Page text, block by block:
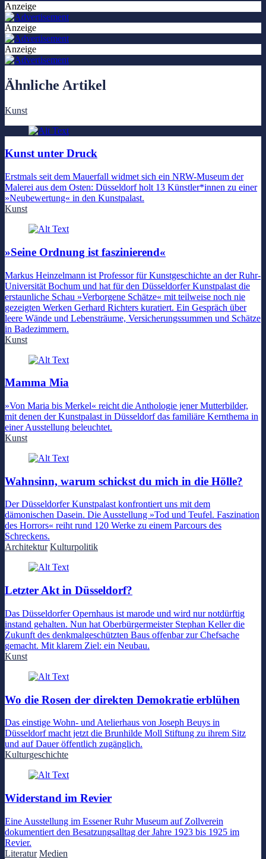
Anzeige
Anzeige
Anzeige
Ähnliche Artikel
Kunst
Kunst unter Druck
Erstmals seit dem Mauerfall widmet sich ein NRW-Museum der
Malerei aus dem Osten: Düsseldorf holt 13 Künstler*innen zu einer
»Neubewertung« in den Kunstpalast.
Kunst
»Seine Ordnung ist faszinierend«
Markus Heinzelmann ist Professor für Kunstgeschichte an der Ruhr-
Universität Bochum und hat für den Düsseldorfer Kunstpalast die
erstaunliche Schau »Verborgene Schätze« mit teilweise noch nie
gezeigten Werken Gerhard Richters kuratiert. Ein Gespräch über
leere Wände und Lebensträume, Versicherungssummen und Schätze
in Badezimmern.
Kunst
Mamma Mia
»Von Maria bis Merkel« reicht die Anthologie jener Mutterbilder,
mit denen der Kunstpalast in Düsseldorf das familiäre Kernthema in
einer Ausstellung beleuchtet.
Kunst
Wahnsinn, warum schickst du mich in die Hölle?
Der Düsseldorfer Kunstpalast konfrontiert uns mit dem
dämonischen Dasein. Die Ausstellung »Tod und Teufel. Faszination
des Horrors« reiht rund 120 Werke zu einem Parcours des
Schreckens.
Architektur Kulturpolitik
Letzter Akt in Düsseldorf?
Das Düsseldorfer Opernhaus ist marode und wird nur notdürftig
instand gehalten. Nun hat Oberbürgermeister Stephan Keller die
Zukunft des denkmalgeschützten Baus offenbar zur Chefsache
gemacht. Mit klarem Ziel: ein Neubau.
Kunst
Wo die Rosen der direkten Demokratie erblühen
Das einstige Wohn- und Atelierhaus von Joseph Beuys in
Düsseldorf macht jetzt die Brunhilde Moll Stiftung zu ihrem Sitz
und auf Dauer öffentlich zugänglich.
Kulturgeschichte
Widerstand im Revier
Eine Ausstellung im Essener Ruhr Museum auf Zollverein
dokumentiert den Besatzungsalltag der Jahre 1923 bis 1925 im
Revier.
Literatur Medien